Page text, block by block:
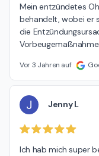
Mein entzündetes
behandelt, wobei er
die
Vor 3 Jahren auf
J Jenny L
Ich hab mich super